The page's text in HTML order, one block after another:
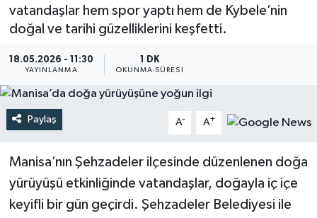
vatandaşlar hem spor yaptı hem de Kybele’nin
doğal ve tarihi güzelliklerini keşfetti.
18.05.2026 - 11:30
YAYINLANMA
1 DK
OKUNMA SÜRESI
Paylaş A- A+
Manisa’nın Şehzadeler ilçesinde düzenlenen doğa
yürüyüşü etkinliğinde vatandaşlar, doğayla iç içe
keyifli bir gün geçirdi. Şehzadeler Belediyesi ile
Resmi İlan
Siyaset
Spor
Türkiye
Yaşam
Son Dakika Haberleri
Haber Arşivi